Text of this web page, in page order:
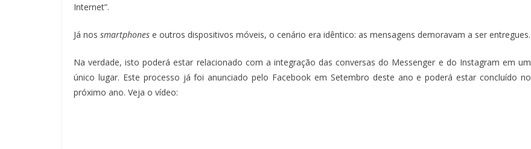
Internet”.
Já nos smartphones e outros dispositivos móveis, o cenário era idêntico: as mensagens demoravam a ser entregues.
Na verdade, isto poderá estar relacionado com a integração das conversas do Messenger e do Instagram em um
único lugar. Este processo já foi anunciado pelo Facebook em Setembro deste ano e poderá estar concluído no
próximo ano. Veja o vídeo: